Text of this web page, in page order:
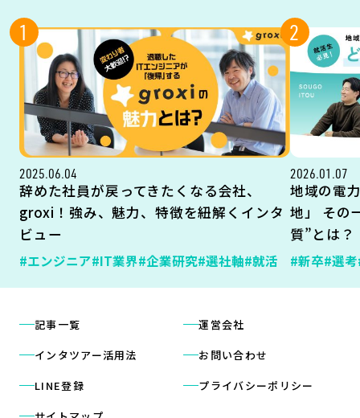
1
2025.06.04
辞めた社員が戻ってきたくなる会社、
groxi！強み、魅力、特徴を紐解くインタ
ビュー
#エンジニア#IT業界#企業研究#選社軸#就活
2
2026.01.07
地域の電
地」 その
質”とは？
#新卒#選考
記事一覧
インタツアー活用法
LINE登録
運営会社
お問い合わせ
プライバシーポリシー